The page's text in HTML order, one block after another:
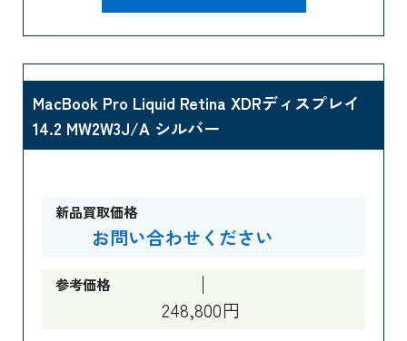
MacBook Pro Liquid Retina XDRディスプレイ
14.2 MW2W3J/A シルバー
新品買取価格
お問い合わせください
参考価格
248,800円